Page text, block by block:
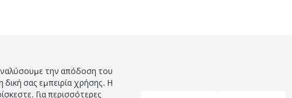
την απόδοση του
σας εμπειρία χρήσης. Η
Για περισσότερες